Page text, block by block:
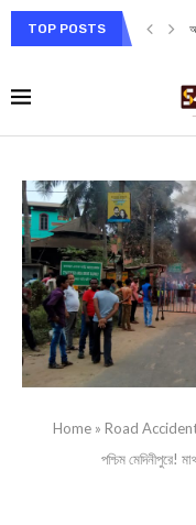
TOP POSTS
Home » Road Accident :
পশ্চিম মেদিনীপুরে!